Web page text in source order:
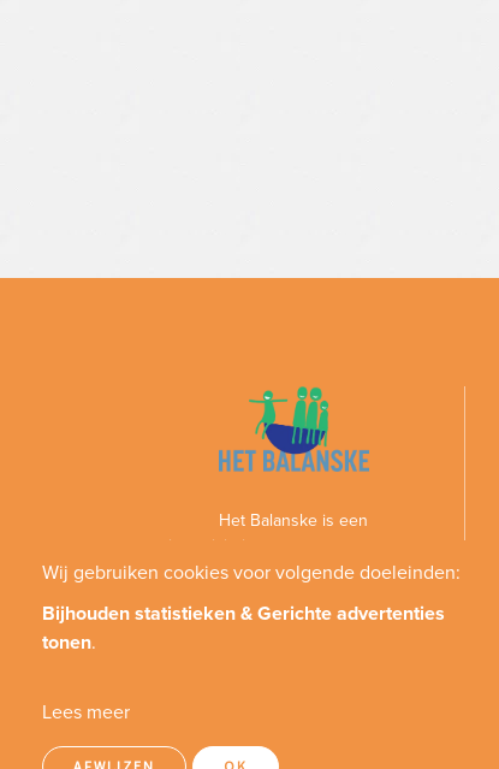
Het Balanske is een
gezinsactiviteitencentrum voor personen
met een handicap en hun gezin
Wij gebruiken cookies voor volgende doeleinden:
Bijhouden statistieken & Gerichte advertenties
tonen.
Lees meer